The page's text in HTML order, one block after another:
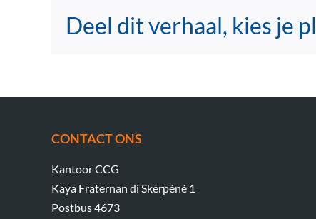
Deel dit verhaal, kies je
CONTACT ONS
Kantoor CCG
Kaya Fraternan di Skèrpènè 1
Postbus 4673